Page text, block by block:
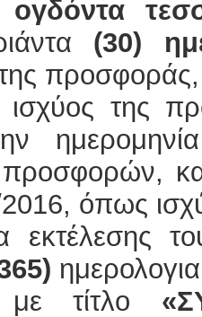
ογδόντα
(30)
προσφοράς,
της
όπως
τίτλο